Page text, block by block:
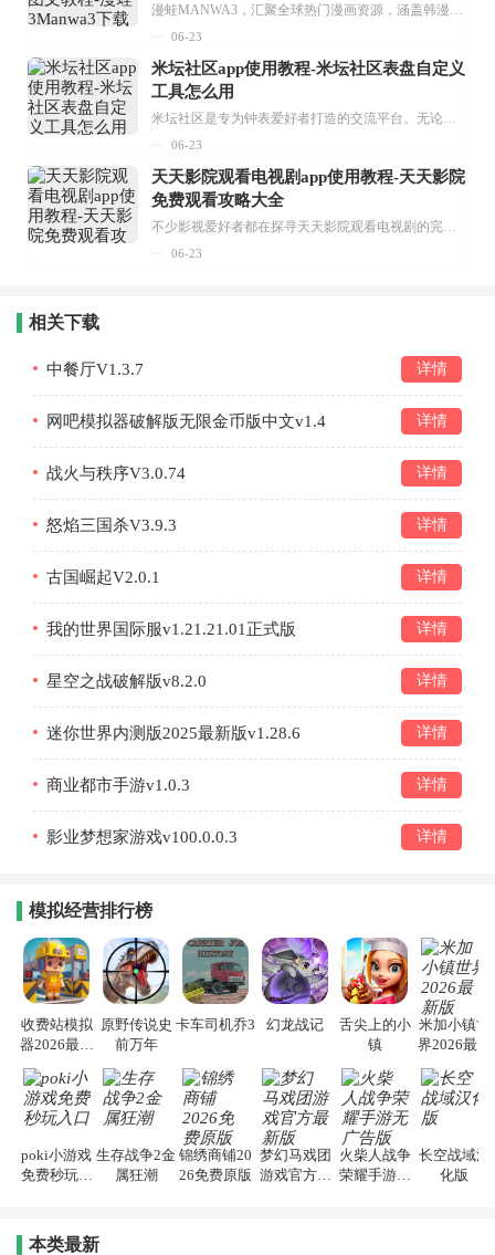
漫蛙MANWA3，汇聚全球热门漫画资源，涵盖韩漫、欧美漫画、国漫等多种类型，题材丰富多样，全方位满足用户阅读喜好。它不仅是阅读平台，更是创作平台，为广大用户打造零门槛创作环境。...
06-23
米坛社区app使用教程-米坛社区表盘自定义
工具怎么用
米坛社区是专为钟表爱好者打造的交流平台。无论你是初涉钟表领域的普通爱好者，还是拥有多年收藏经验的资深玩家，都能在此找到属于自己的天地。 无需注册，就能轻松参与其中。通过专业的讨论论坛与丰富的交互功能，你可与世界各地的钟表爱好者畅快交流。若你钟情于钟表，米坛社区无疑是值得一试的理想之选。在这里，你能获取最新的手表资讯，交流见解，提升鉴赏品味，让每一块手表都成为收藏故事中重要的一部分。感兴趣的朋友，不要错过下载机会。...
06-23
天天影院观看电视剧app使用教程-天天影院
免费观看攻略大全
不少影视爱好者都在探寻天天影院观看电视剧的完整方法，结合最新平台使用规则，本篇新手入门攻略全面讲解观看渠道、检索流程、播放设置以及画面模式调整等实用内容。全文适配手机、电脑等主流设备，步骤简洁易懂，无论是初次使用的新手，还是想要优化观影体验的用户，都能参照内容快速上手，熟练掌握平台各项操作技巧，轻松畅享影视内容。...
06-23
相关下载
中餐厅V1.3.7 详情
网吧模拟器破解版无限金币版中文v1.4 详情
战火与秩序V3.0.74 详情
怒焰三国杀V3.9.3 详情
古国崛起V2.0.1 详情
我的世界国际服v1.21.21.01正式版 详情
星空之战破解版v8.2.0 详情
迷你世界内测版2025最新版v1.28.6 详情
商业都市手游v1.0.3 详情
影业梦想家游戏v100.0.0.3 详情
模拟经营排行榜
收费站模拟
器2026最新
原野传说史
前万年
卡车司机乔3 幻龙战记
舌尖上的小
镇
米加小镇世
界2026最新
poki小游戏
免费秒玩入
生存战争2金
属狂潮
锦绣商铺20
26免费原版
梦幻马戏团
游戏官方最
火柴人战争
荣耀手游无
长空战域汉
化版
本类最新